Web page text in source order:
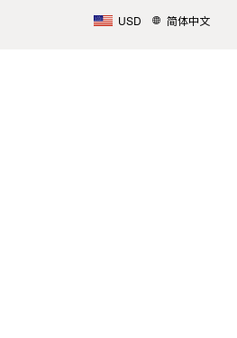
USD 简体中文